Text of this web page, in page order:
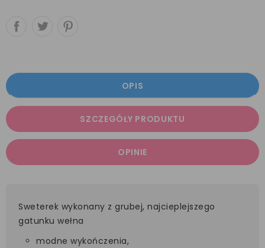
OPIS
SZCZEGÓŁY PRODUKTU
OPINIE
Sweterek wykonany z grubej, najcieplejszego
gatunku wełna
modne wykończenia,